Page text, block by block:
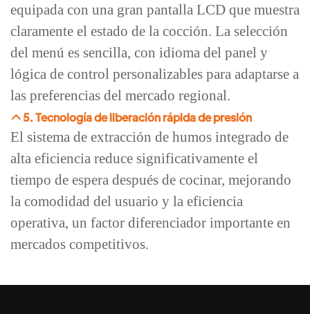
equipada con una gran pantalla LCD que muestra
claramente el estado de la cocción. La selección
del menú es sencilla, con idioma del panel y
lógica de control personalizables para adaptarse a
las preferencias del mercado regional.
5. Tecnología de liberación rápida de presión
El sistema de extracción de humos integrado de
alta eficiencia reduce significativamente el
tiempo de espera después de cocinar, mejorando
la comodidad del usuario y la eficiencia
operativa, un factor diferenciador importante en
mercados competitivos.